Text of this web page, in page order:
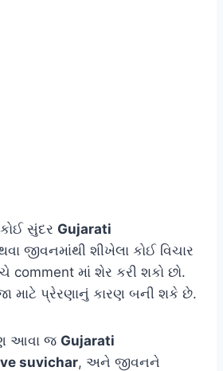
સુંદર Gujarati
જીવનમાંથી શીખેલા કોઈ વિચાર
comment માં શેર કરી શકો છો.
માટે પ્રેરણાનું કારણ બની શકે છે.
આવા જ Gujarati
suvichar, અને જીવનને